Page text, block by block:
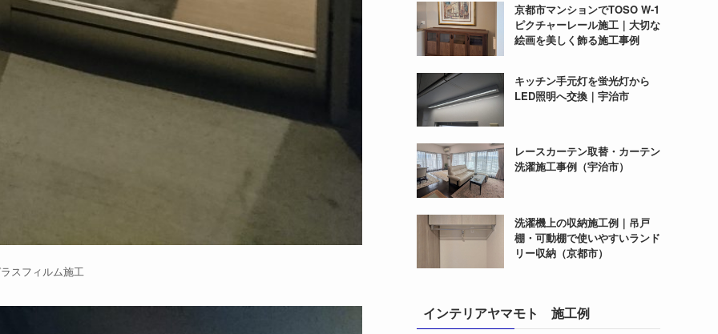
スフィルム施工
京都市マンションでTOSO W-1
ピクチャーレール施工｜大切な
絵画を美しく飾る施工事例
キッチン手元灯を蛍光灯から
LED照明へ交換｜宇治市
レースカーテン取替・カーテン
洗濯施工事例（宇治市）
洗濯機上の収納施工例｜吊戸
棚・可動棚で使いやすいランド
リー収納（京都市）
インテリアヤマモト 施工例